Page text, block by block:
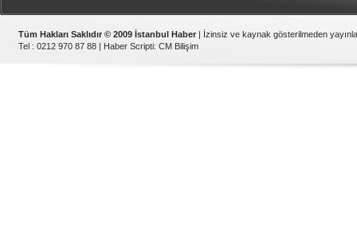
Tüm Hakları Saklıdır © 2009 İstanbul Haber | İzinsiz ve kaynak gösterilmeden
Tel : 0212 970 87 88 | Haber Scripti: CM Bilişim